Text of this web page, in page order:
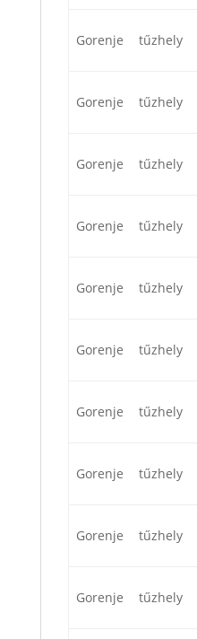
Gorenje tűzhely
Gorenje tűzhely
Gorenje tűzhely
Gorenje tűzhely
Gorenje tűzhely
Gorenje tűzhely
Gorenje tűzhely
Gorenje tűzhely
Gorenje tűzhely
Gorenje tűzhely